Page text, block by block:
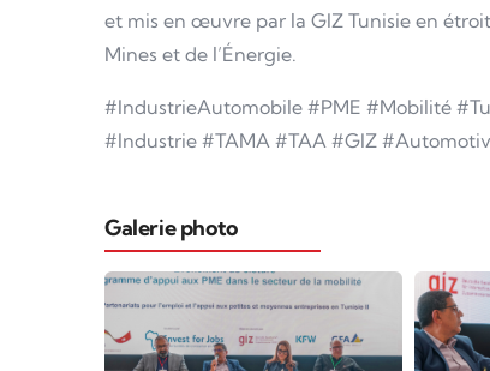
et mis en œuvre par la GIZ Tunisie en
Mines et de l’Énergie.
#IndustrieAutomobile #PME #Mobilité
#Industrie #TAMA #TAA #GIZ
Galerie photo